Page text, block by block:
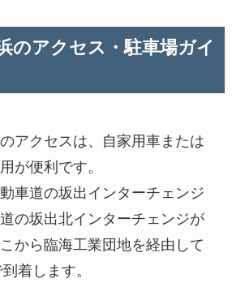
のアクセス・駐車場ガイ
アクセスは、自家用車または
が便利です。
車道の坂出インターチェンジ
の坂出北インターチェンジが
から臨海工業団地を経由して
着します。